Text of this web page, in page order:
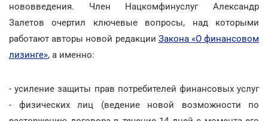
нововведения. Член Нацкомфинуслуг Александр
Залетов очертил ключевые вопросы, над которыми
работают авторы новой редакции Закона «О финансовом
лизинге», а именно:
- усиление защиты прав потребителей финансовых услуг
- физических лиц (ведение новой возможности по